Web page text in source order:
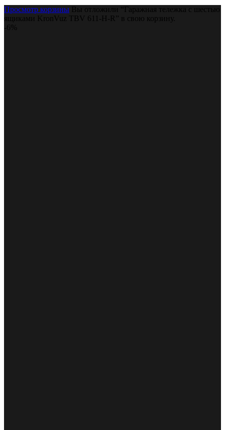
Просмотр корзины Вы отложили “Гаражная тележка с шестью
ящиками KronVuz TBV 611-H-R” в свою корзину.
-6%